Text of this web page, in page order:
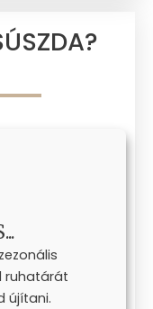
ruhatárát
újítani.